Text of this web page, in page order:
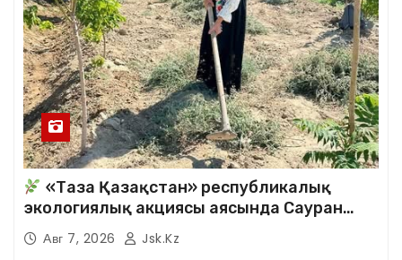
«Таза Қазақстан» республикалық
экологиялық акциясы аясында Сауран
аудандық кітапханасының қызметкерлері
кезекті сенбілік жұмыстарына белсене
Авг 7, 2026 Jsk.kz